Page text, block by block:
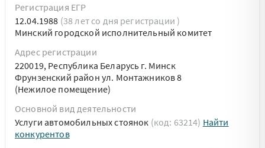
Регистрация ЕГР
12.04.1988 (38 лет со дня регистрации )
Минский городской исполнительный комитет
Адрес регистрации
220019, Республика Беларусь г. Минск
Фрунзенский район ул. Монтажников 8
(Нежилое помещение)
Основной вид деятельности
Услуги автомобильных стоянок (код: 63214) Найти
конкурентов